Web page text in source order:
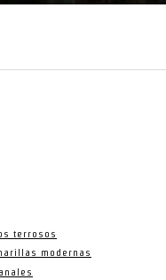
terrosos
modernas